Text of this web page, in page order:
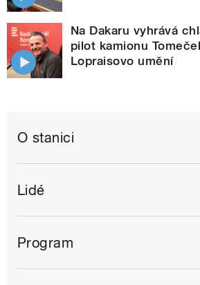
Na Dakaru vyhrává
pilot kamionu
Lopraisovo umění
O stanici
Lidé
Program